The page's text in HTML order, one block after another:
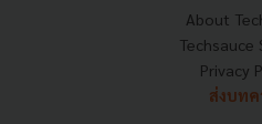
About
Techsauce
Privacy
ส่งบทค